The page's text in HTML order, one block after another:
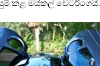
කළ මයිකල් වෙටර්ගෙයි.